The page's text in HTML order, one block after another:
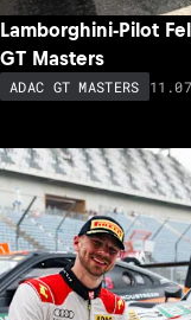
Lamborghini-Pilot
GT Masters
ADAC GT MASTERS